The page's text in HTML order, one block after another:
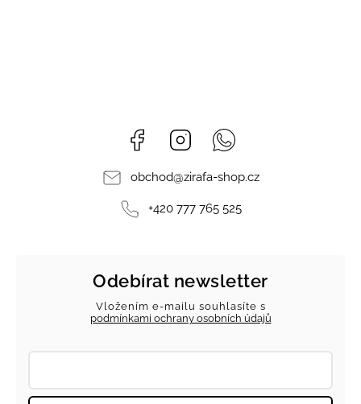
Facebook Instagram
obchod@zirafa-shop.cz
+420 777 765 525
Odebírat newsletter
Vložením e-mailu souhlasíte s
podmínkami ochrany osobních údajů